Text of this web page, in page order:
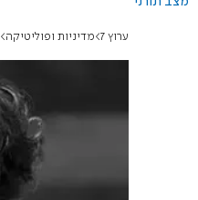
ערוץ 7 מדיניות ופוליטיקה